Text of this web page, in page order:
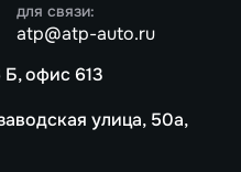
для связи:
atp@atp-auto.ru
Б, офис 613
улица, 50а,